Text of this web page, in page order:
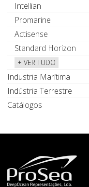
Intellian
Promarine
Actisense
Standard Horizon
+ VER TUDO
Industria Marítima
Indústria Terrestre
Catálogos